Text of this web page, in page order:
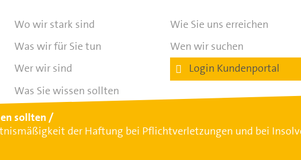
Wo wir stark sind
Was wir für Sie tun
Wer wir sind
Was Sie wissen sollten
Wie Sie uns erreichen
Wen wir suchen
Login Kundenportal
sollten
der Haftung bei Pflichtverletzungen und bei